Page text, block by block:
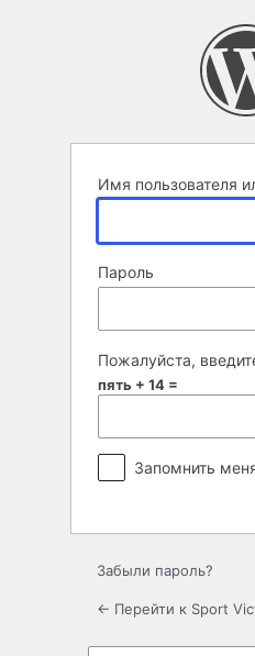
Имя пользователя
Пароль
Пожалуйста,
пять + 14 =
Запомнить
Забыли пароль?
← Перейти к Sport